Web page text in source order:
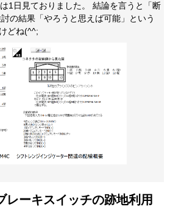
1日見ておりました。 結論を言うと「断
の結果「やろうと思えば可能」という
どね(^^;
レーキスイッチの跡地利用